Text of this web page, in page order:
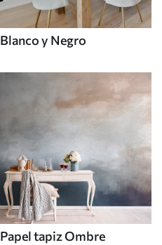
Blanco y Negro
Papel tapiz Ombre